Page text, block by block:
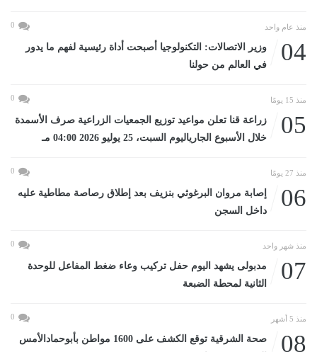
منذ عام واحد 0
04
وزير الاتصالات: التكنولوجيا أصبحت أداة رئيسية لفهم ما يدور
في العالم من حولنا
منذ 15 يومًا 0
05
زراعة قنا تعلن مواعيد توزيع الجمعيات الزراعية صرف الأسمدة
خلال الأسبوع الجارياليوم السبت، 25 يوليو 2026 04:00 مـ
منذ 27 يومًا 0
06
إصابة مروان البرغوثي بنزيف بعد إطلاق رصاصة مطاطية عليه
داخل السجن
منذ شهر واحد 0
07
مدبولى يشهد اليوم حفل تركيب وعاء ضغط المفاعل للوحدة
الثانية لمحطة الضبعة
منذ 5 أشهر 0
08
صحة الشرقية توقع الكشف على 1600 مواطن بأبوحمادالأمس